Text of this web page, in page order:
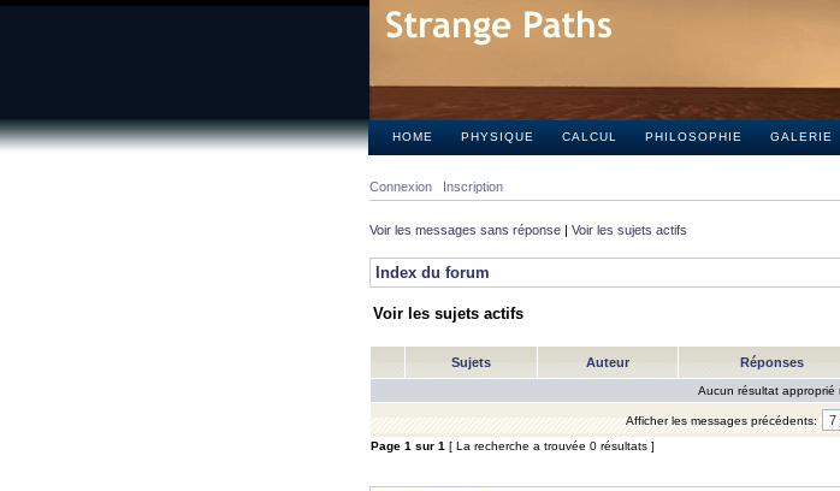
HOME PHYSIQUE CALCUL PHILOSOPHIE GALERIE
Connexion Inscription
Voir les messages sans réponse | Voir les sujets actifs
Index du forum
Voir les sujets actifs
Sujets Auteur Réponses
Aucun résultat approprié
Afficher les messages précédents:
Page 1 sur 1 [ La recherche a trouvée 0 résultats ]